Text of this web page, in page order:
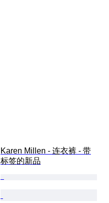
Karen Millen - 连衣裤 - 带
标签的新品